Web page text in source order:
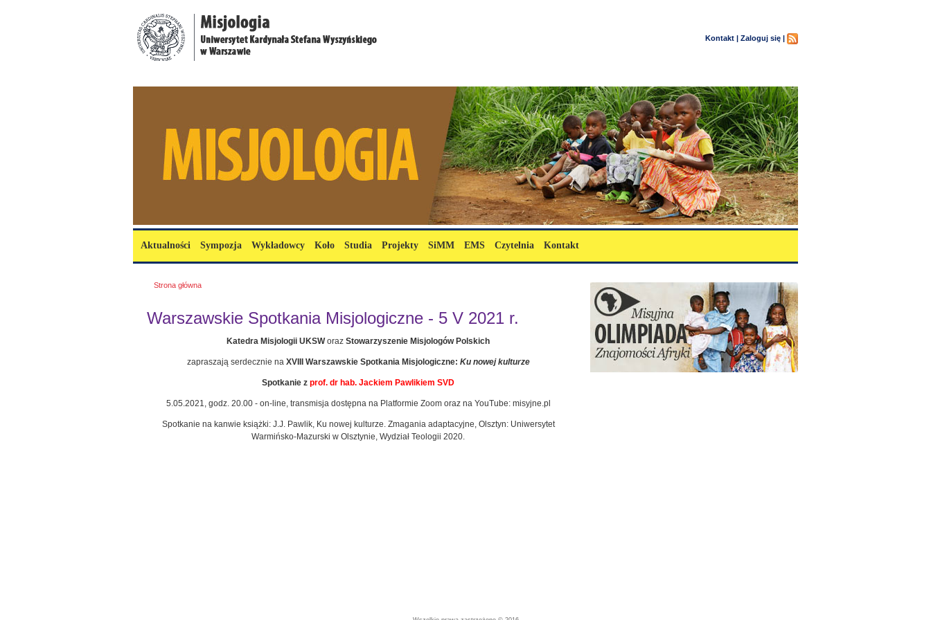
Kontakt | Zaloguj się |
Menu główne
Aktualności Sympozja Wykładowcy Koło Studia Projekty SiMM EMS Czytelnia Kontakt
Jesteś tutaj
Strona główna
Warszawskie Spotkania Misjologiczne - 5 V 2021 r.
Katedra Misjologii UKSWoraz Stowarzyszenie Misjologów Polskich
zapraszają serdecznie na XVIII Warszawskie Spotkania Misjologiczne: Ku nowej kulturze
Spotkanie z prof. dr hab. Jackiem Pawlikiem SVD
5.05.2021, godz. 20.00 - on-line, transmisja dostępna na Platformie Zoom oraz na YouTube: misyjne.pl
Spotkanie na kanwie książki: J.J. Pawlik, Ku nowej kulturze. Zmagania adaptacyjne, Olsztyn: Uniwersytet
Warmińsko-Mazurski w Olsztynie, Wydział Teologii 2020.